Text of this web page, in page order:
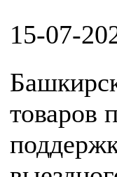
15-07-
товаров